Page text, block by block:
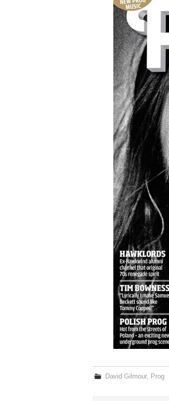
David Gilmour, Prog